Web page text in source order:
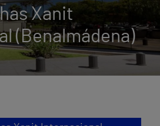
Xanit
(Benalmádena)